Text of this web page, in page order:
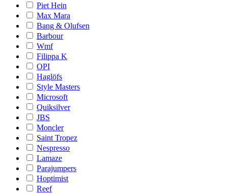
Piet Hein
Max Mara
Bang & Olufsen
Barbour
Wmf
Filippa K
OPI
Haglöfs
Style Masters
Microsoft
Quiksilver
JBS
Moncler
Saint Tropez
Nespresso
Lamaze
Parajumpers
Hoptimist
Reef